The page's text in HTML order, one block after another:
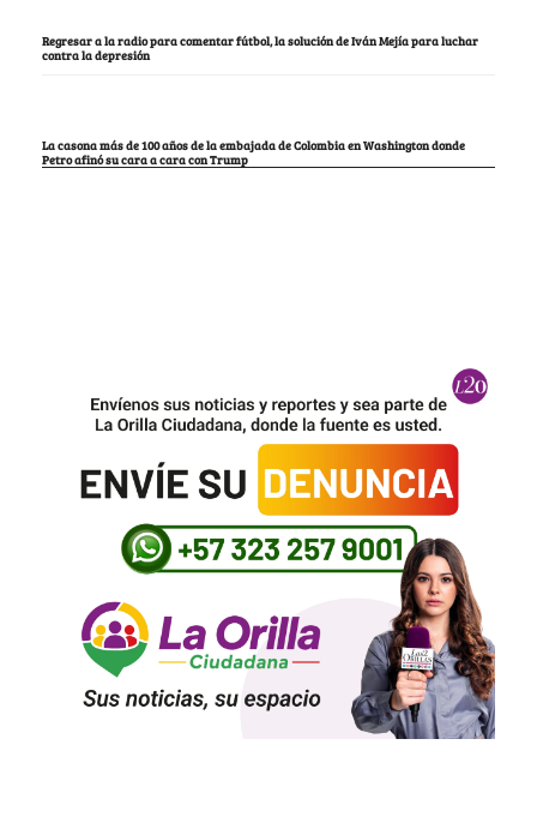
Regresar a la radio para comentar fútbol, la solución de Iván Mejía para luchar
contra la depresión
La casona más de 100 años de la embajada de Colombia en Washington donde
Petro afinó su cara a cara con Trump